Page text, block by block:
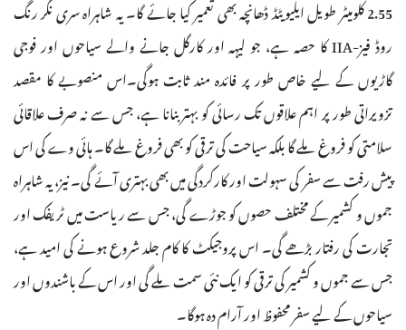
2.55 کلومیٹر طویل ایلیویٹڈ ڈھانچہ بھی تعمیر کیا جائے گا۔ یہ شاہراہ سری نگر رنگ
روڈ فیز-IIA کا حصہ ہے، جو لیہہ اور کارگل جانے والے سیاحوں اور فوجی
گاڑیوں کے لیے خاص طور پر فائدہ مند ثابت ہوگی۔اس منصوبے کا مقصد
تزویراتی طور پر اہم علاقوں تک رسائی کو بہتر بنانا ہے، جس سے نہ صرف علاقائی
سلامتی کو فروغ ملے گا بلکہ سیاحت کی ترقی کو بھی فروغ ملے گا۔ ہائی وے کی اس
پیش رفت سے سفر کی سہولت اور کارکردگی میں بھی بہتری آئے گی۔ نیز، یہ شاہراہ
جموں و کشمیر کے مختلف حصوں کو جوڑے گی، جس سے ریاست میں ٹریفک اور
تجارت کی رفتار بڑھے گی۔ اس پروجیکٹ کا کام جلد شروع ہونے کی امید ہے،
جس سے جموں و کشمیر کی ترقی کو ایک نئی سمت ملے گی اور اس کے باشندوں اور
سیاحوں کے لیے سفر محفوظ اور آرام دہ ہوگا۔